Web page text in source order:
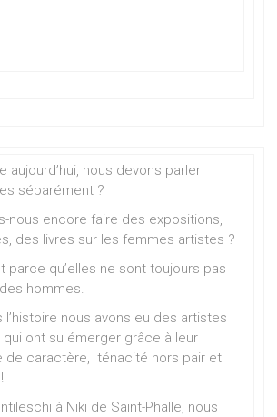
aujourd’hui, nous devons parler
séparément ?
nous encore faire des expositions,
des livres sur les femmes artistes ?
parce qu’elles ne sont toujours pas
hommes.
l’histoire nous avons eu des artistes
ont su émerger grâce à leur
de caractère, ténacité hors pair et
à Niki de Saint-Phalle, nous